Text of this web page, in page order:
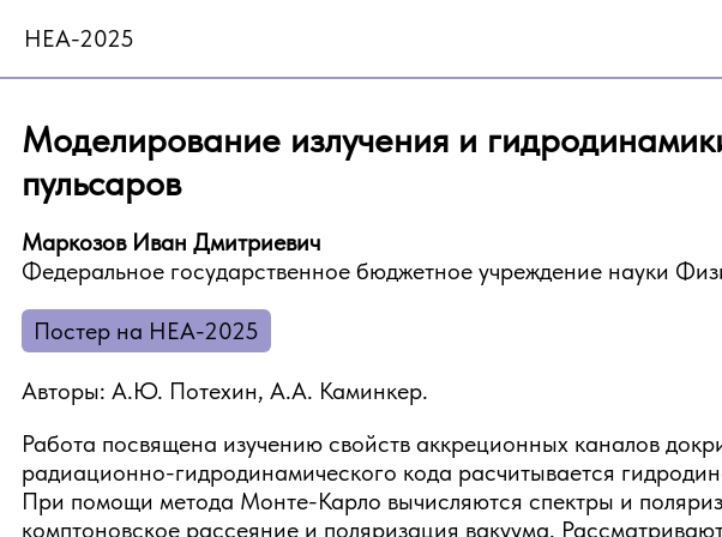
HEA-2025
Моделирование излучения и
пульсаров
Маркозов Иван Дмитриевич
Федеральное государственное бюджетное учреждение науки
Постер на HEA-2025
Авторы: А.Ю. Потехин, А.А. Каминкер.
Работа посвящена изучению свойств аккреционных каналов
радиационно-гидродинамического кода расчитывается
При помощи метода Монте-Карло вычисляются спектры и
комптоновское рассеяние и поляризация вакуума.